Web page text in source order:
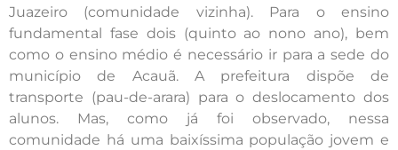
Juazeiro (comunidade vizinha). Para o ensino
fundamental fase dois (quinto ao nono ano), bem
como o ensino médio é necessário ir para a sede do
município de Acauã. A prefeitura dispõe de
transporte (pau-de-arara) para o deslocamento dos
alunos. Mas, como já foi observado, nessa
comunidade há uma baixíssima população jovem e